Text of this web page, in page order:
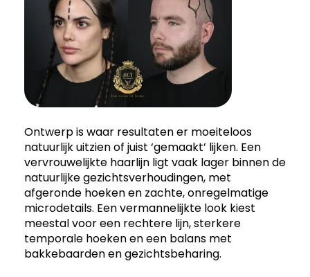
Ontwerp is waar resultaten er moeiteloos
natuurlijk uitzien of juist ‘gemaakt’ lijken. Een
vervrouwelijkte haarlijn ligt vaak lager binnen de
natuurlijke gezichtsverhoudingen, met
afgeronde hoeken en zachte, onregelmatige
microdetails. Een vermannelijkte look kiest
meestal voor een rechtere lijn, sterkere
temporale hoeken en een balans met
bakkebaarden en gezichtsbeharing.